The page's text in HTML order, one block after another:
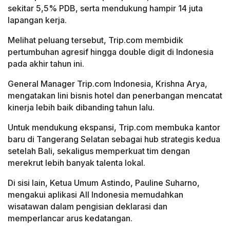
sekitar 5,5% PDB, serta mendukung hampir 14 juta
lapangan kerja.
Melihat peluang tersebut, Trip.com membidik
pertumbuhan agresif hingga double digit di Indonesia
pada akhir tahun ini.
General Manager Trip.com Indonesia, Krishna Arya,
mengatakan lini bisnis hotel dan penerbangan mencatat
kinerja lebih baik dibanding tahun lalu.
Untuk mendukung ekspansi, Trip.com membuka kantor
baru di Tangerang Selatan sebagai hub strategis kedua
setelah Bali, sekaligus memperkuat tim dengan
merekrut lebih banyak talenta lokal.
Di sisi lain, Ketua Umum Astindo, Pauline Suharno,
mengakui aplikasi All Indonesia memudahkan
wisatawan dalam pengisian deklarasi dan
memperlancar arus kedatangan.